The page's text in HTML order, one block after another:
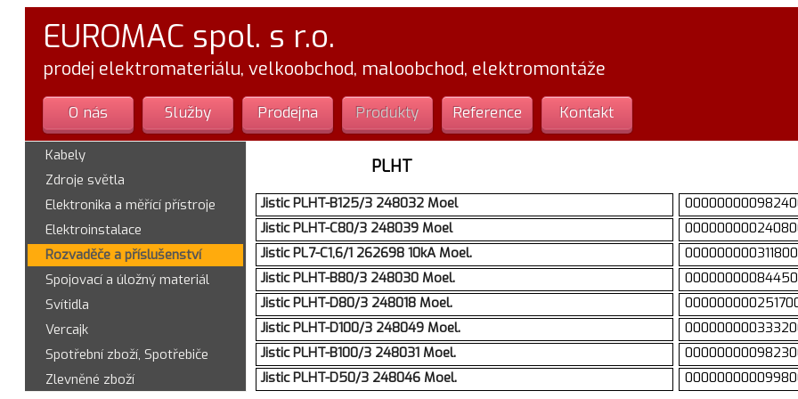
EUROMAC spol. s r.o.
prodej elektromateriálu, velkoobchod, maloobchod, elektromontáže
O nás Služby Prodejna Produkty Reference Kontakt
Kabely
Zdroje světla
Elektronika a měřící přístroje
Elektroinstalace
Rozvaděče a příslušenství
Spojovací a úložný materiál
Svítidla
Vercajk
Spotřební zboží, Spotřebiče
Zlevněné zboží
PLHT
Jistic PLHT-B125/3 248032 Moel
Jistic PLHT-C80/3 248039 Moel
Jistic PL7-C1,6/1 262698 10kA Moel.
Jistic PLHT-B80/3 248030 Moel.
Jistic PLHT-D80/3 248018 Moel.
Jistic PLHT-D100/3 248049 Moel.
Jistic PLHT-B100/3 248031 Moel.
Jistic PLHT-D50/3 248046 Moel.